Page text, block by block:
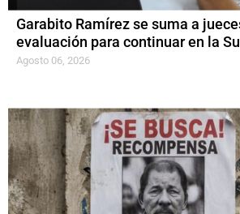
Garabito Ramírez se suma a
evaluación para continuar en la
Agosto 06, 2026